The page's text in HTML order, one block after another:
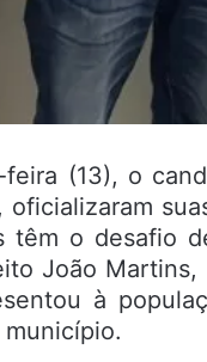
(13), o
oficializaram
têm o desafio
João Martins,
à